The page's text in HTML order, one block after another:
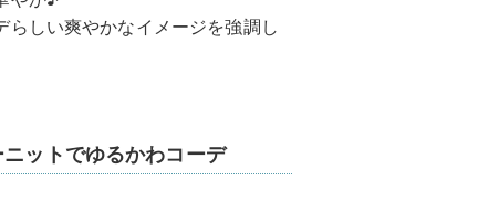
しい爽やかなイメージを強調し
ットでゆるかわコーデ